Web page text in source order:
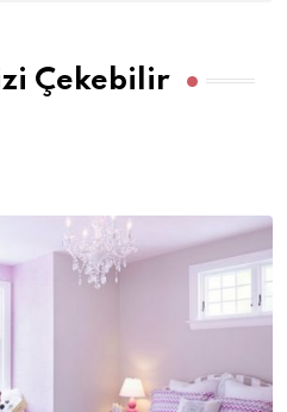
Çekebilir